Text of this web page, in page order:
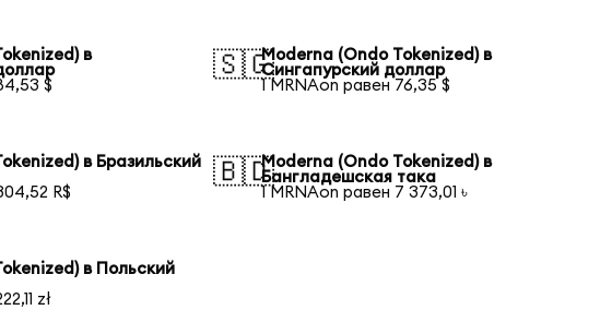
в
$
🇸🇬Moderna (Ondo Tokenized) в
Сингапурский доллар
1 MRNAon равен 76,35 $
в Бразильский
R$
🇧🇩Moderna (Ondo Tokenized) в
Бангладешская така
1 MRNAon равен 7 373,01 ৳
в Польский
zł